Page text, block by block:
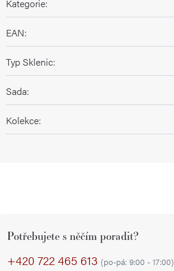
Kategorie:
EAN:
Typ Sklenic:
Sada:
Kolekce:
Potřebujete s něčím poradit?
+420 722 465 613 (po-pá: 9:00 - 17:00)